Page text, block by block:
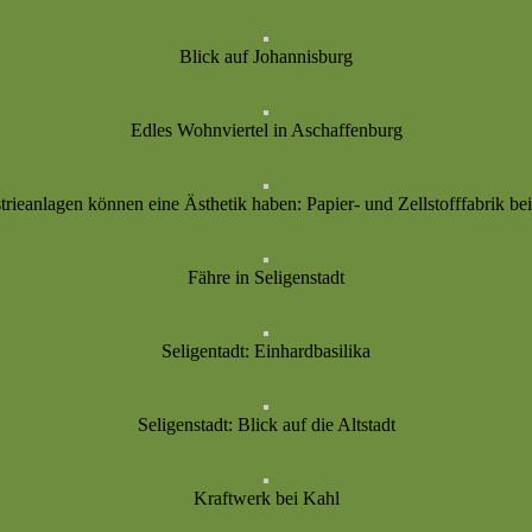
Blick auf Johannisburg
Edles Wohnviertel in Aschaffenburg
können eine Ästhetik haben: Papier- und Zellstofffabrik
Fähre in Seligenstadt
Seligentadt: Einhardbasilika
Seligenstadt: Blick auf die Altstadt
Kraftwerk bei Kahl